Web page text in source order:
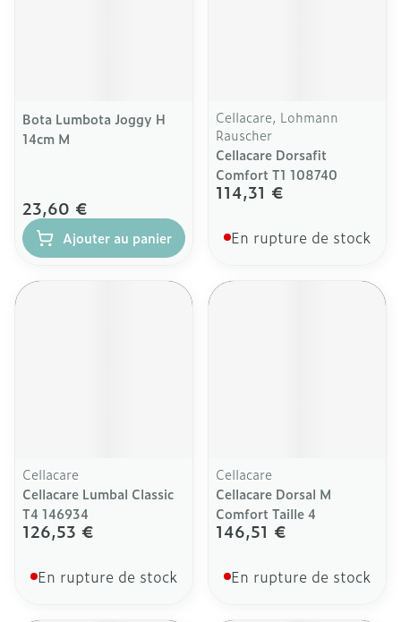
Bota Lumbota Joggy H
14cm M
23,60 €
Ajouter au panier
Cellacare, Lohmann
Rauscher
Cellacare Dorsafit
Comfort T1 108740
114,31 €
En rupture de stock
Cellacare
Cellacare Lumbal Classic
T4 146934
126,53 €
En rupture de stock
Cellacare
Cellacare Dorsal M
Comfort Taille 4
146,51 €
En rupture de stock